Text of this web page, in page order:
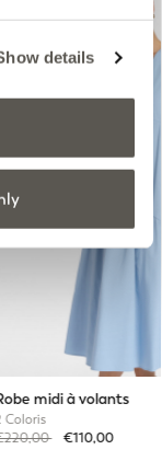
details
midi à volants
Coloris
reduced from
to€110,00
Next